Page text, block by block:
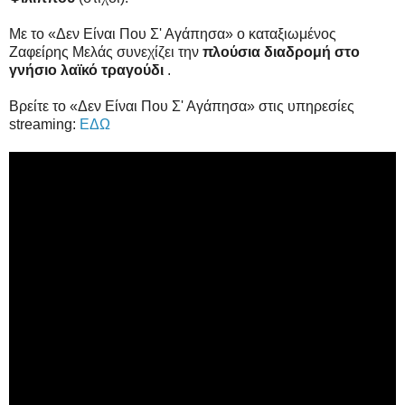
Με το «Δεν Είναι Που Σ' Αγάπησα» ο καταξιωμένος
Ζαφείρης Μελάς συνεχίζει την πλούσια διαδρομή στο
γνήσιο λαϊκό τραγούδι .
Βρείτε το «Δεν Είναι Που Σ' Αγάπησα» στις υπηρεσίες
streaming: ΕΔΩ